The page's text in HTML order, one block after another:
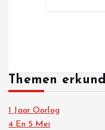
Themen
1 Jaar Oorlog
4 En 5 Mei